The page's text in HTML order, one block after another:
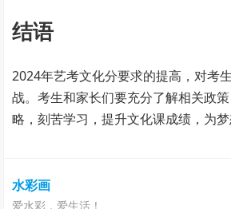
结语
2024年艺考文化分要求的提高，对考
战。考生和家长们要充分了解相关政
略，刻苦学习，提升文化课成绩，为
水彩画
爱水彩，爱生活！